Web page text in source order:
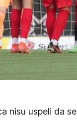
nisu uspeli da